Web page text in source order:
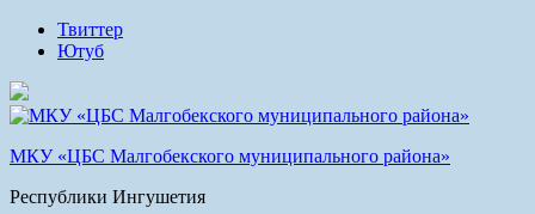
Твиттер
Ютуб
МКУ «ЦБС Малгобекского муниципального района»
Республики Ингушетия